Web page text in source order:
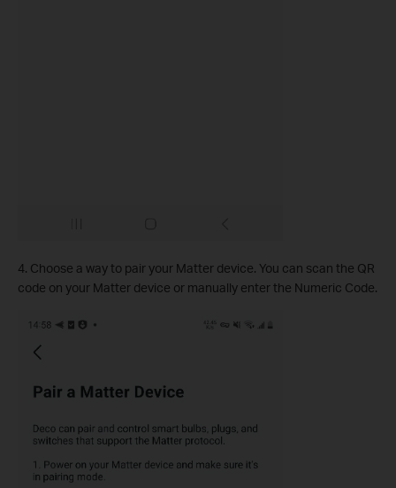
4. Choose a way to pair your Matter device. You can scan the QR
code on your Matter device or manually enter the Numeric Code.